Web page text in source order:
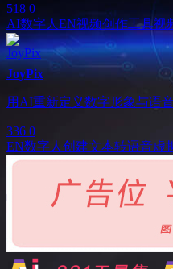
518 0
AI数字人EN视频创作工具视
JoyPix
用AI重新定义数字形象与语
336 0
EN数字人创建文本转语音虚